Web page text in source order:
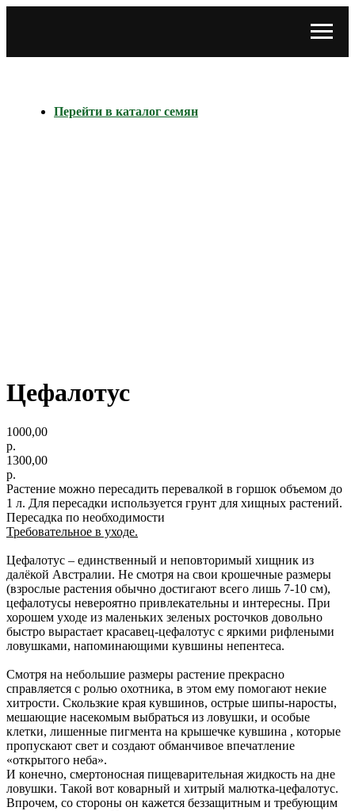
Перейти в каталог семян
Цефалотус
1000,00
р.
1300,00
р.
Растение можно пересадить перевалкой в горшок объемом до
1 л. Для пересадки используется грунт для хищных растений.
Пересадка по необходимости
Требовательное в уходе.
Цефалотус – единственный и неповторимый хищник из
далёкой Австралии. Не смотря на свои крошечные размеры
(взрослые растения обычно достигают всего лишь 7-10 см),
цефалотусы невероятно привлекательны и интересны. При
хорошем уходе из маленьких зеленых росточков довольно
быстро вырастает красавец-цефалотус с яркими рифлеными
ловушками, напоминающими кувшины непентеса.
Смотря на небольшие размеры растение прекрасно
справляется с ролью охотника, в этом ему помогают некие
хитрости. Скользкие края кувшинов, острые шипы-наросты,
мешающие насекомым выбраться из ловушки, и особые
клетки, лишенные пигмента на крышечке кувшина , которые
пропускают свет и создают обманчивое впечатление
«открытого неба».
И конечно, смертоносная пищеварительная жидкость на дне
ловушки. Такой вот коварный и хитрый малютка-цефалотус.
Впрочем, со стороны он кажется беззащитным и требующим